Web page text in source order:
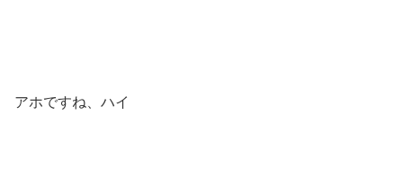
アホですね、ハイ